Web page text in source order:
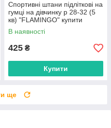
Спортивні штани підліткові на
гумці на дівчинку р 28-32 (5
кв) "FLAMINGO" купити
гуртом в Одесі на 7 км
В наявності
425 ₴
Купити
ще